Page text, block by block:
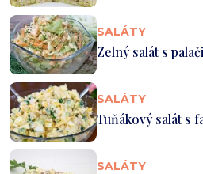
SALÁTY
Zelný salát s
SALÁTY
Tuňákový salát s
SALÁTY